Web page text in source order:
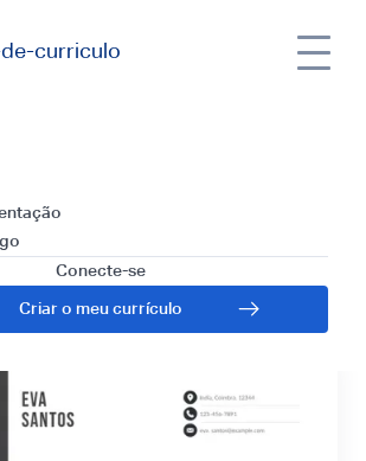
curriculo
Conecte-se
Criar o meu currículo
para
de Arte: Guia
para 2025